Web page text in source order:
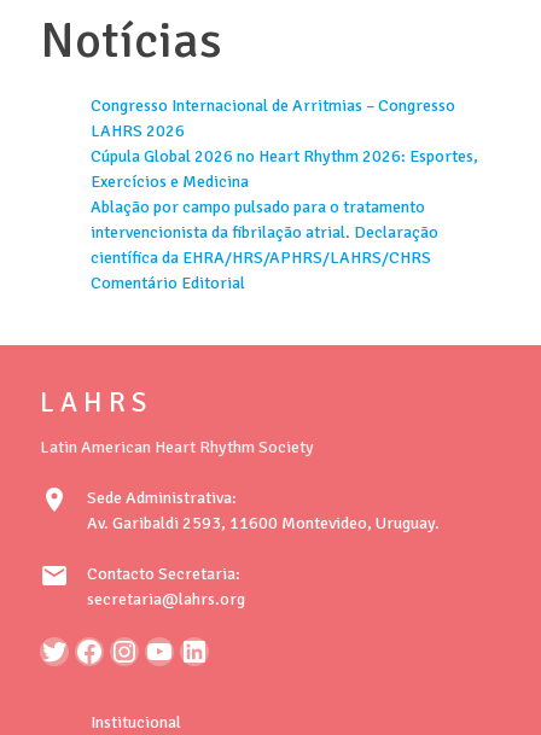
Notícias
Congresso Internacional de Arritmias – Congresso
LAHRS 2026
Cúpula Global 2026 no Heart Rhythm 2026: Esportes,
Exercícios e Medicina
Ablação por campo pulsado para o tratamento
intervencionista da fibrilação atrial. Declaração
científica da EHRA/HRS/APHRS/LAHRS/CHRS
Comentário Editorial
L A H R S
Latin American Heart Rhythm Society
location_on
Sede Administrativa:
Av. Garibaldi 2593, 11600 Montevideo, Uruguay.
mail
Contacto Secretaria:
secretaria@lahrs.org
Institucional